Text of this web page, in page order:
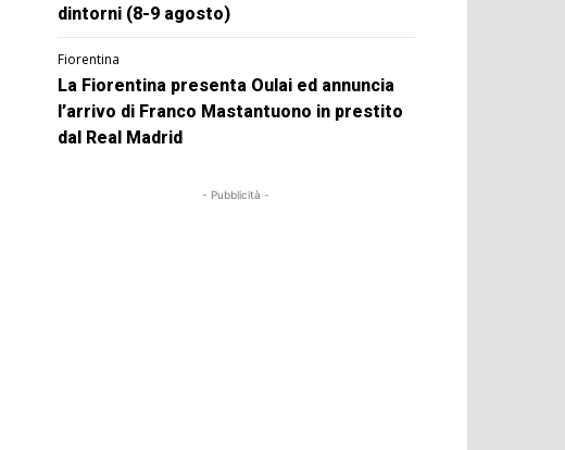
dintorni (8-9 agosto)
Fiorentina
La Fiorentina presenta Oulai ed annuncia
l’arrivo di Franco Mastantuono in prestito
dal Real Madrid
- Pubblicità -